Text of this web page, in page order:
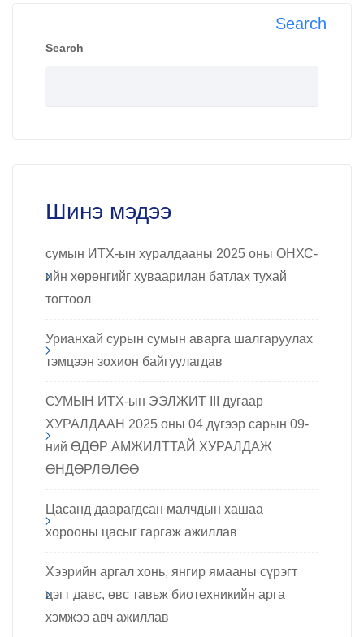
Search
Search
Шинэ мэдээ
сумын ИТХ-ын хуралдааны 2025 оны ОНХС-
ийн хөрөнгийг хуваарилан батлах тухай
тогтоол
Урианхай сурын сумын аварга шалгаруулах
тэмцээн зохион байгуулагдав
СУМЫН ИТХ-ын ЭЭЛЖИТ III дугаар
ХУРАЛДААН 2025 оны 04 дүгээр сарын 09-
ний ӨДӨР АМЖИЛТТАЙ ХУРАЛДАЖ
ӨНДӨРЛӨЛӨӨ
Цасанд даарагдсан малчдын хашаа
хорооны цасыг гаргаж ажиллав
Хээрийн аргал хонь, янгир ямааны сүрэгт
цэгт давс, өвс тавьж биотехникийн арга
хэмжээ авч ажиллав